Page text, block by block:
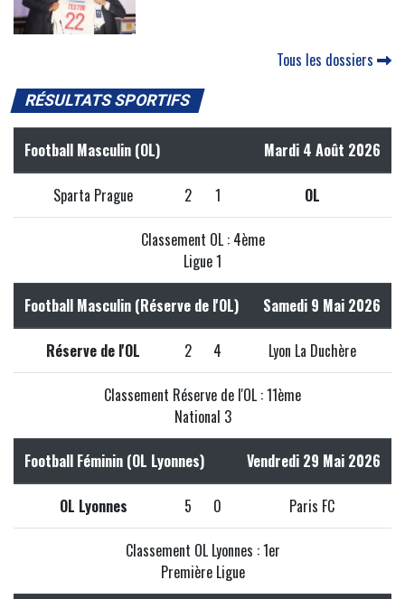
Tous les dossiers
RÉSULTATS SPORTIFS
Football Masculin (OL) Mardi 4 Août 2026
Sparta Prague 2 1 OL
Classement OL : 4ème
Ligue 1
Football Masculin (Réserve de l'OL) Samedi 9 Mai 2026
Réserve de l'OL 2 4 Lyon La Duchère
Classement Réserve de l'OL : 11ème
National 3
Football Féminin (OL Lyonnes) Vendredi 29 Mai 2026
OL Lyonnes 5 0 Paris FC
Classement OL Lyonnes : 1er
Première Ligue